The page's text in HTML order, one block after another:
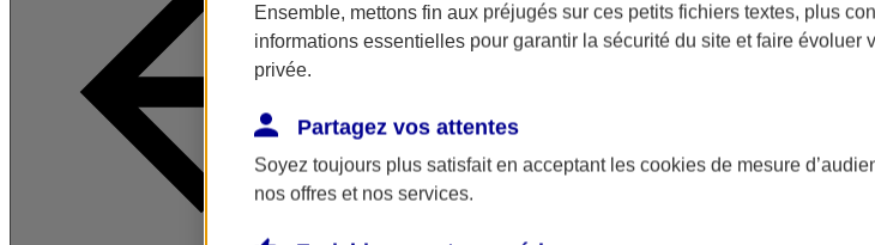
Ensemble, mettons fin aux préjugés sur ces petits fichiers textes, plus
informations essentielles pour garantir la sécurité du site et faire
privée.
Partagez vos attentes
Soyez toujours plus satisfait en acceptant les cookies de mesure
nos offres et nos services.